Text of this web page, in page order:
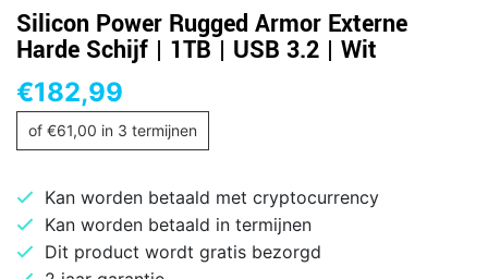
Silicon Power Rugged Armor Externe
Harde Schijf | 1TB | USB 3.2 | Wit
€182,99
of €61,00 in 3 termijnen
Kan worden betaald met cryptocurrency
Kan worden betaald in termijnen
Dit product wordt gratis bezorgd